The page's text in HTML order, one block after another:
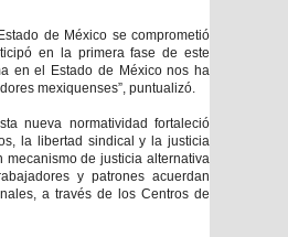
de México se comprometió
en la primera fase de este
en el Estado de México nos ha
mexiquenses”, puntualizó.
nueva normatividad fortaleció
la libertad sindical y la justicia
de justicia alternativa
y patrones acuerdan
a través de los Centros de